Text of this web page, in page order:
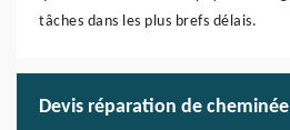
tâches dans les plus brefs délais.
Devis réparation de cheminée